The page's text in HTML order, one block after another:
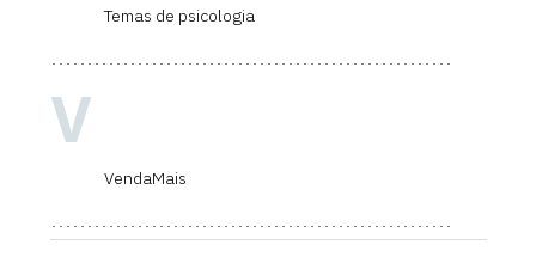
Temas de psicologia
V
VendaMais